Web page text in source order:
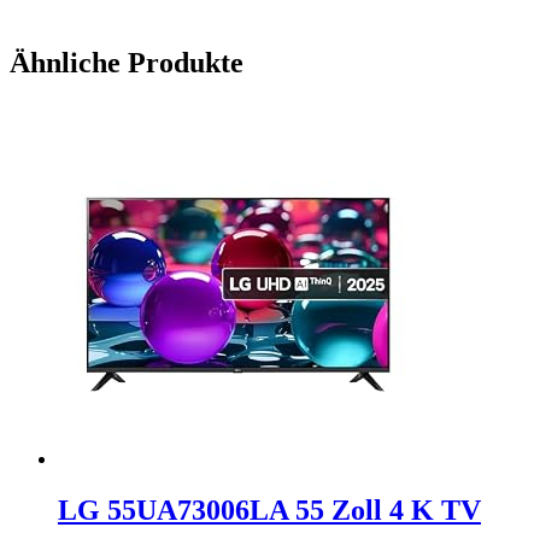
Ähnliche Produkte
LG 55UA73006LA 55 Zoll 4 K TV